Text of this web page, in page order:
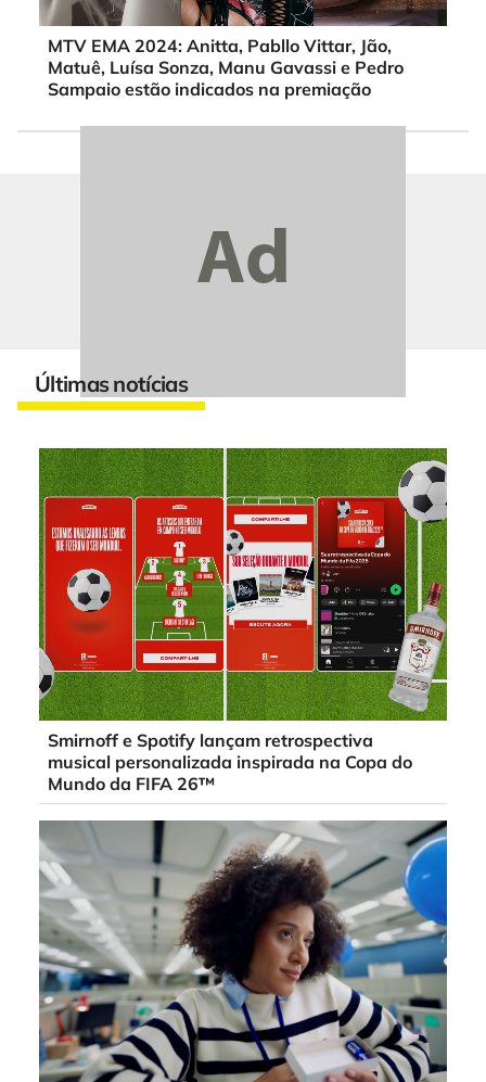
MTV EMA 2024: Anitta, Pabllo Vittar, Jão,
Matuê, Luísa Sonza, Manu Gavassi e Pedro
Sampaio estão indicados na premiação
Últimas notícias
Smirnoff e Spotify lançam retrospectiva
musical personalizada inspirada na Copa do
Mundo da FIFA 26™